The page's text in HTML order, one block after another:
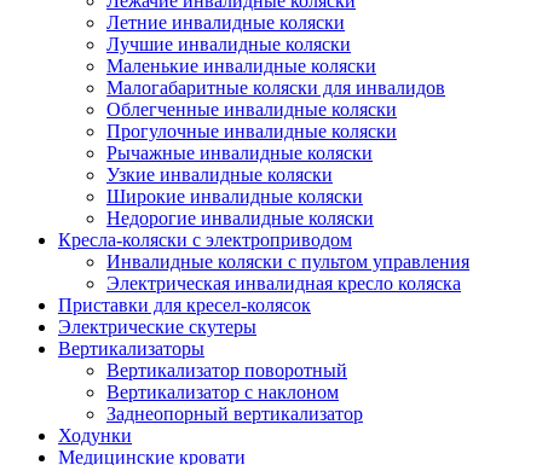
Летние инвалидные коляски
Лучшие инвалидные коляски
Маленькие инвалидные коляски
Малогабаритные коляски для инвалидов
Облегченные инвалидные коляски
Прогулочные инвалидные коляски
Рычажные инвалидные коляски
Узкие инвалидные коляски
Широкие инвалидные коляски
Недорогие инвалидные коляски
Кресла-коляски с электроприводом
Инвалидные коляски с пультом управления
Электрическая инвалидная кресло коляска
Приставки для кресел-колясок
Электрические скутеры
Вертикализаторы
Вертикализатор поворотный
Вертикализатор с наклоном
Заднеопорный вертикализатор
Ходунки
Медицинские кровати